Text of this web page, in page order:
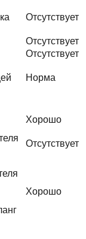
Отсутствует
Отсутствует
Отсутствует
Норма
Хорошо
Отсутствует
Хорошо